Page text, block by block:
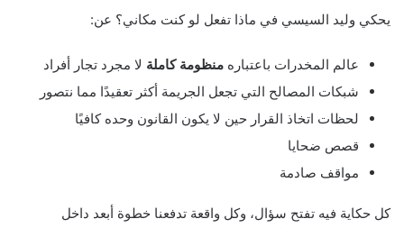
يحكي وليد السيسي في ماذا تفعل لو كنت مكاني؟ عن:
عالم المخدرات باعتباره منظومة كاملة لا مجرد تجار أفراد
شبكات المصالح التي تجعل الجريمة أكثر تعقيدًا مما نتصور
لحظات اتخاذ القرار حين لا يكون القانون وحده كافيًا
قصص ضحايا
مواقف صادمة
كل حكاية فيه تفتح سؤال، وكل واقعة تدفعنا خطوة أبعد داخل